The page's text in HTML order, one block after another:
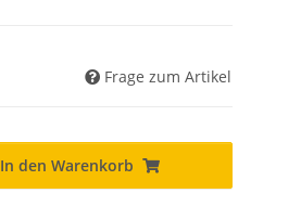
Frage zum Artikel
In den Warenkorb